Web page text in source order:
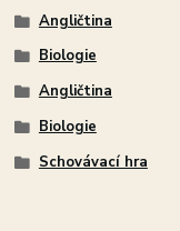
Angličtina
Biologie
Angličtina
Biologie
Schovávací hra